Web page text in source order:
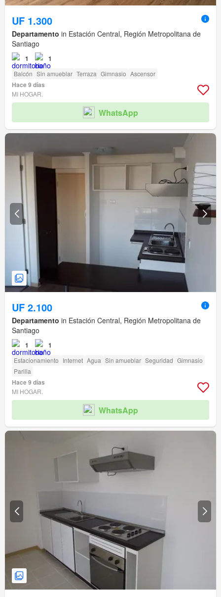
UF 1.300
Departamento in Estación Central, Región Metropolitana de
Santiago
1 1
Balcón Sin amueblar Terraza Gimnasio Ascensor
Hace 9 días
MI HOGAR.
WhatsApp
UF 2.100
Departamento in Estación Central, Región Metropolitana de
Santiago
1 1
Estacionamiento Internet Agua Sin amueblar Seguridad Gimnasio
Parilla
Hace 9 días
MI HOGAR.
WhatsApp